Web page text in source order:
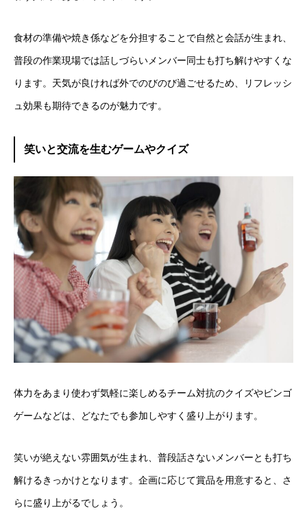
食材の準備や焼き係などを分担することで自然と会話が生まれ、
普段の作業現場では話しづらいメンバー同士も打ち解けやすくな
ります。天気が良ければ外でのびのび過ごせるため、リフレッシ
ュ効果も期待できるのが魅力です。
笑いと交流を生むゲームやクイズ
体力をあまり使わず気軽に楽しめるチーム対抗のクイズやビンゴ
ゲームなどは、どなたでも参加しやすく盛り上がります。
笑いが絶えない雰囲気が生まれ、普段話さないメンバーとも打ち
解けるきっかけとなります。企画に応じて賞品を用意すると、さ
らに盛り上がるでしょう。